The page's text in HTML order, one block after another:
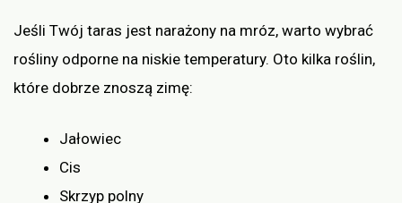
Jeśli Twój taras jest narażony na mróz, warto wybrać
rośliny odporne na niskie temperatury. Oto kilka roślin,
które dobrze znoszą zimę:
Jałowiec
Cis
Skrzyp polny